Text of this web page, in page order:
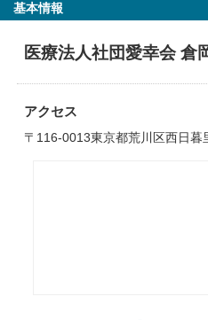
基本情報
医療法人社団愛幸会 倉
アクセス
〒116-0013東京都荒川区西日